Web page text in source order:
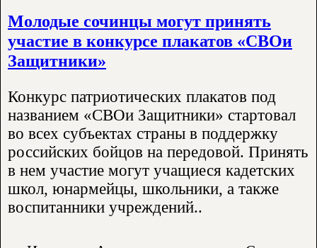
Молодые сочинцы могут принять
участие в конкурсе плакатов «СВОи
Защитники»
Конкурс патриотических плакатов под
названием «СВОи Защитники» стартовал
во всех субъектах страны в поддержку
российских бойцов на передовой. Принять
в нем участие могут учащиеся кадетских
школ, юнармейцы, школьники, а также
воспитанники учреждений..